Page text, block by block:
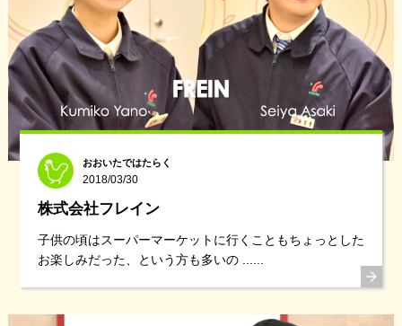
おおいたではたらく
2018/03/30
株式会社フレイン
子供の頃はスーパーマーケットに行くこともちょっとした
お楽しみだった、という方も多いの ......